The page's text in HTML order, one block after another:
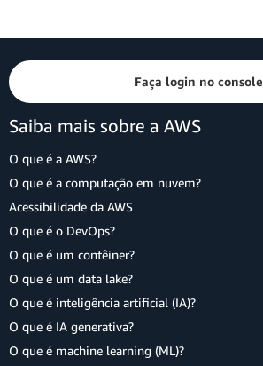
Faça login no console
Saiba mais sobre a AWS
O que é a AWS?
O que é a computação em nuvem?
Acessibilidade da AWS
O que é o DevOps?
O que é um contêiner?
O que é um data lake?
O que é inteligência artificial (IA)?
O que é IA generativa?
O que é machine learning (ML)?